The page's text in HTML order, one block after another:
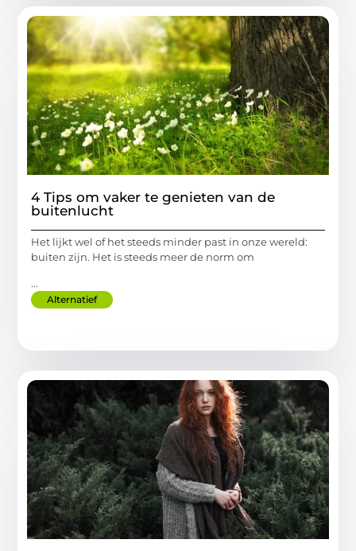
4 Tips om vaker te genieten van de
buitenlucht
Het lijkt wel of het steeds minder past in onze wereld:
buiten zijn. Het is steeds meer de norm om
...
Alternatief